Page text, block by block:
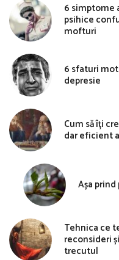
6 simptome
psihice
mofturi
6 sfaturi
depresie
Cum să îți
dar eficient
Așa
Tehnica ce
reconsideri
trecutul